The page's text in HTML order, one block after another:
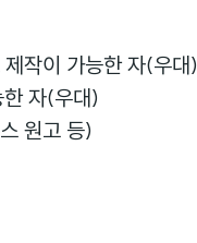
작이 가능한 자(우대)
자(우대)
원고 등)